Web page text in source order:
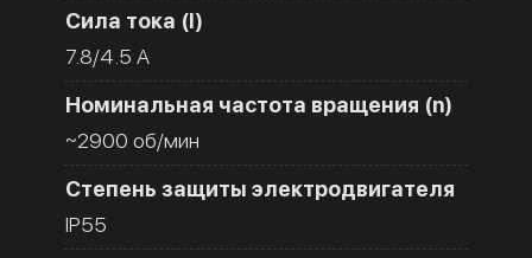
Сила тока (I)
7.8/4.5 A
Номинальная частота вращения (n)
~2900 об/мин
Степень защиты электродвигателя
IP55